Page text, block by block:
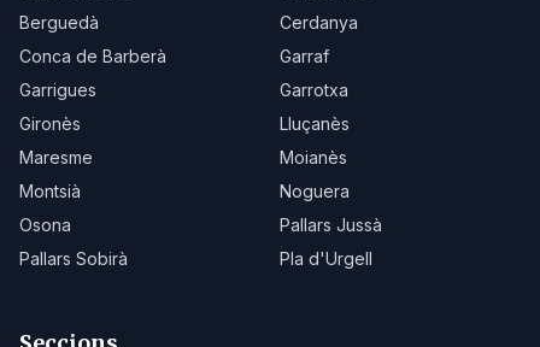
Berguedà
Cerdanya
Conca de Barberà
Garraf
Garrigues
Garrotxa
Gironès
Lluçanès
Maresme
Moianès
Montsià
Noguera
Osona
Pallars Jussà
Pallars Sobirà
Pla d'Urgell